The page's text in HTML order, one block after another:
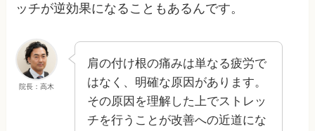
ッチが逆効果になることもあるんです。
院長：高木
肩の付け根の痛みは単なる疲労で
はなく、明確な原因があります。
その原因を理解した上でストレッ
チを行うことが改善への近道にな